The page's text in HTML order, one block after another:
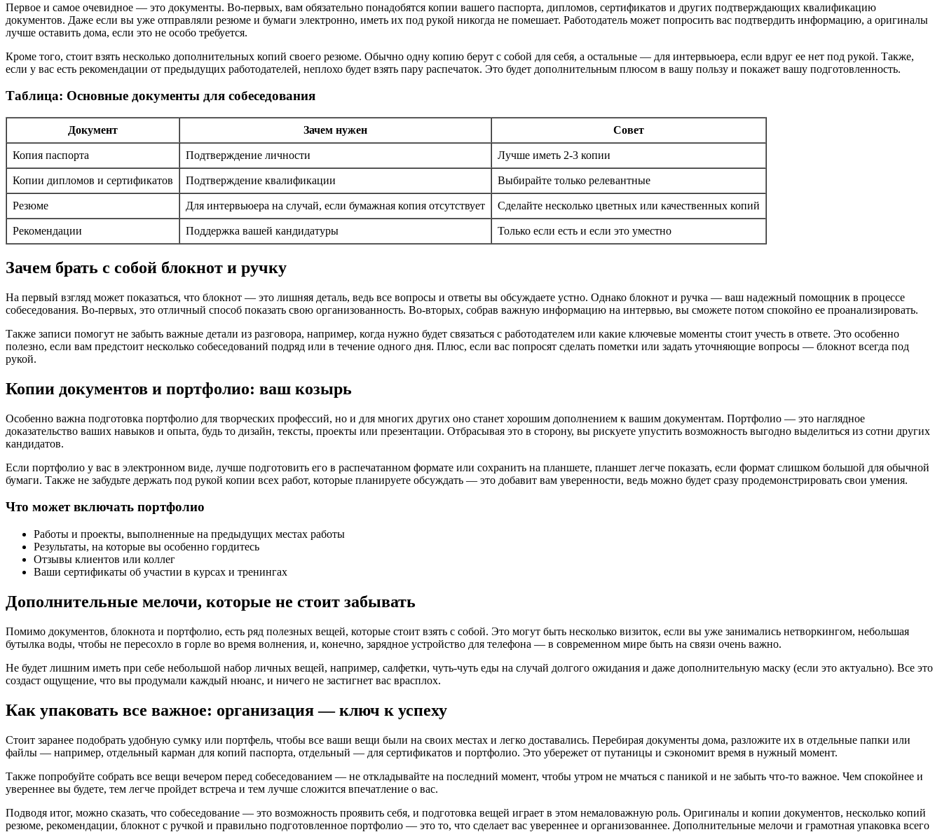
Первое и самое очевидное — это документы. Во-первых, вам обязательно понадобятся копии вашего паспорта, дипломов, сертификатов и других подтверждающих квалификацию
документов. Даже если вы уже отправляли резюме и бумаги электронно, иметь их под рукой никогда не помешает. Работодатель может попросить вас подтвердить информацию, а оригиналы
лучше оставить дома, если это не особо требуется.
Кроме того, стоит взять несколько дополнительных копий своего резюме. Обычно одну копию берут с собой для себя, а остальные — для интервьюера, если вдруг ее нет под рукой. Также,
если у вас есть рекомендации от предыдущих работодателей, неплохо будет взять пару распечаток. Это будет дополнительным плюсом в вашу пользу и покажет вашу подготовленность.
Таблица: Основные документы для собеседования
Документ Зачем нужен Совет
Копия паспорта Подтверждение личности Лучше иметь 2-3 копии
Копии дипломов и сертификатов Подтверждение квалификации Выбирайте только релевантные
Резюме Для интервьюера на случай, если бумажная копия отсутствует Сделайте несколько цветных или качественных копий
Рекомендации Поддержка вашей кандидатуры Только если есть и если это уместно
Зачем брать с собой блокнот и ручку
На первый взгляд может показаться, что блокнот — это лишняя деталь, ведь все вопросы и ответы вы обсуждаете устно. Однако блокнот и ручка — ваш надежный помощник в процессе
собеседования. Во-первых, это отличный способ показать свою организованность. Во-вторых, собрав важную информацию на интервью, вы сможете потом спокойно ее проанализировать.
Также записи помогут не забыть важные детали из разговора, например, когда нужно будет связаться с работодателем или какие ключевые моменты стоит учесть в ответе. Это особенно
полезно, если вам предстоит несколько собеседований подряд или в течение одного дня. Плюс, если вас попросят сделать пометки или задать уточняющие вопросы — блокнот всегда под
рукой.
Копии документов и портфолио: ваш козырь
Особенно важна подготовка портфолио для творческих профессий, но и для многих других оно станет хорошим дополнением к вашим документам. Портфолио — это наглядное
доказательство ваших навыков и опыта, будь то дизайн, тексты, проекты или презентации. Отбрасывая это в сторону, вы рискуете упустить возможность выгодно выделиться из сотни других
кандидатов.
Если портфолио у вас в электронном виде, лучше подготовить его в распечатанном формате или сохранить на планшете, планшет легче показать, если формат слишком большой для обычной
бумаги. Также не забудьте держать под рукой копии всех работ, которые планируете обсуждать — это добавит вам уверенности, ведь можно будет сразу продемонстрировать свои умения.
Что может включать портфолио
Работы и проекты, выполненные на предыдущих местах работы
Результаты, на которые вы особенно гордитесь
Отзывы клиентов или коллег
Ваши сертификаты об участии в курсах и тренингах
Дополнительные мелочи, которые не стоит забывать
Помимо документов, блокнота и портфолио, есть ряд полезных вещей, которые стоит взять с собой. Это могут быть несколько визиток, если вы уже занимались нетворкингом, небольшая
бутылка воды, чтобы не пересохло в горле во время волнения, и, конечно, зарядное устройство для телефона — в современном мире быть на связи очень важно.
Не будет лишним иметь при себе небольшой набор личных вещей, например, салфетки, чуть-чуть еды на случай долгого ожидания и даже дополнительную маску (если это актуально). Все это
создаст ощущение, что вы продумали каждый нюанс, и ничего не застигнет вас врасплох.
Как упаковать все важное: организация — ключ к успеху
Стоит заранее подобрать удобную сумку или портфель, чтобы все ваши вещи были на своих местах и легко доставались. Перебирая документы дома, разложите их в отдельные папки или
файлы — например, отдельный карман для копий паспорта, отдельный — для сертификатов и портфолио. Это убережет от путаницы и сэкономит время в нужный момент.
Также попробуйте собрать все вещи вечером перед собеседованием — не откладывайте на последний момент, чтобы утром не мчаться с паникой и не забыть что-то важное. Чем спокойнее и
увереннее вы будете, тем легче пройдет встреча и тем лучше сложится впечатление о вас.
Подводя итог, можно сказать, что собеседование — это возможность проявить себя, и подготовка вещей играет в этом немаловажную роль. Оригиналы и копии документов, несколько копий
резюме, рекомендации, блокнот с ручкой и правильно подготовленное портфолио — это то, что сделает вас увереннее и организованнее. Дополнительные мелочи и грамотная упаковка всего